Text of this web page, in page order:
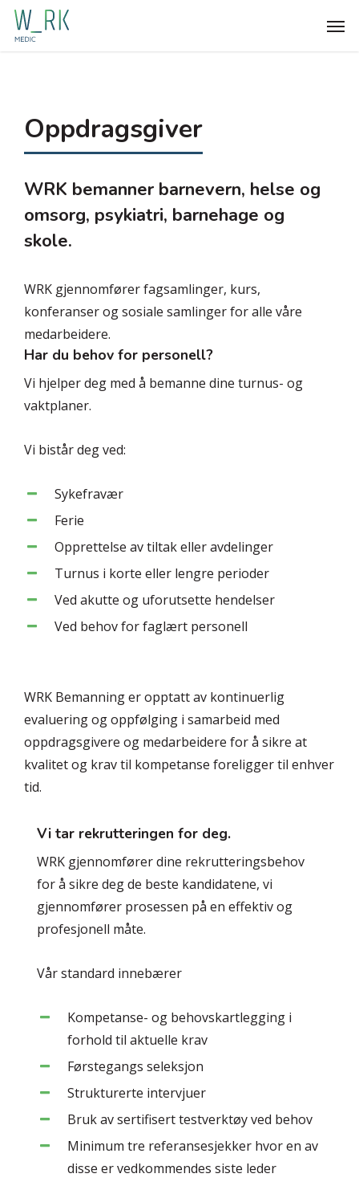
Skip
Oppdragsgiver
WRK bemanner barnevern, helse og
omsorg, psykiatri, barnehage og
skole.
WRK gjennomfører fagsamlinger, kurs,
konferanser og sosiale samlinger for alle våre
medarbeidere.
Har du behov for personell?
Vi hjelper deg med å bemanne dine turnus- og
vaktplaner.
Vi bistår deg ved:
Sykefravær
Ferie
Opprettelse av tiltak eller avdelinger
Turnus i korte eller lengre perioder
Ved akutte og uforutsette hendelser
Ved behov for faglært personell
WRK Bemanning er opptatt av kontinuerlig
evaluering og oppfølging i samarbeid med
oppdragsgivere og medarbeidere for å sikre at
kvalitet og krav til kompetanse foreligger til enhver
tid.
Vi tar rekrutteringen for deg.
WRK gjennomfører dine rekrutteringsbehov
for å sikre deg de beste kandidatene, vi
gjennomfører prosessen på en effektiv og
profesjonell måte.
Vår standard innebærer
Kompetanse- og behovskartlegging i
forhold til aktuelle krav
Førstegangs seleksjon
Strukturerte intervjuer
Bruk av sertifisert testverktøy ved behov
Minimum tre referansesjekker hvor en av
disse er vedkommendes siste leder